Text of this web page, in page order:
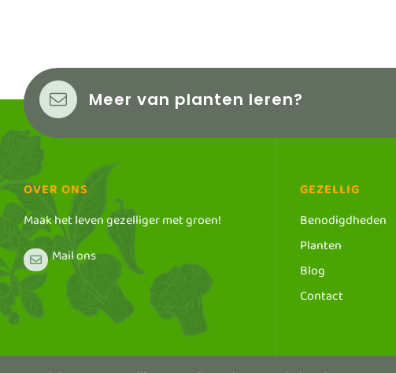
Meer van planten leren?
OVER ONS
Maak het leven gezelliger met groen!
Mail ons
GEZELLIG
Benodigdheden
Planten
Blog
Contact